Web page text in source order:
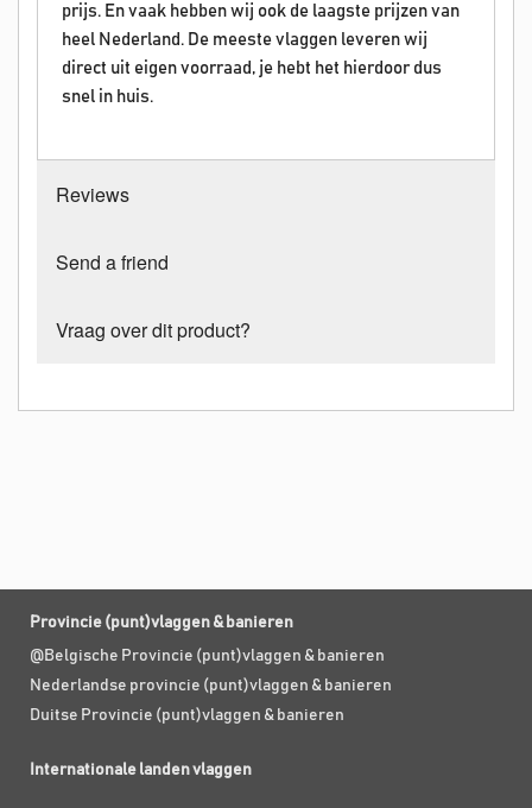
prijs. En vaak hebben wij ook de laagste prijzen van
heel Nederland. De meeste vlaggen leveren wij
direct uit eigen voorraad, je hebt het hierdoor dus
snel in huis.
Reviews
Send a friend
Vraag over dit product?
Provincie (punt)vlaggen & banieren
@Belgische Provincie (punt)vlaggen & banieren
Nederlandse provincie (punt)vlaggen & banieren
Duitse Provincie (punt)vlaggen & banieren
Internationale landen vlaggen